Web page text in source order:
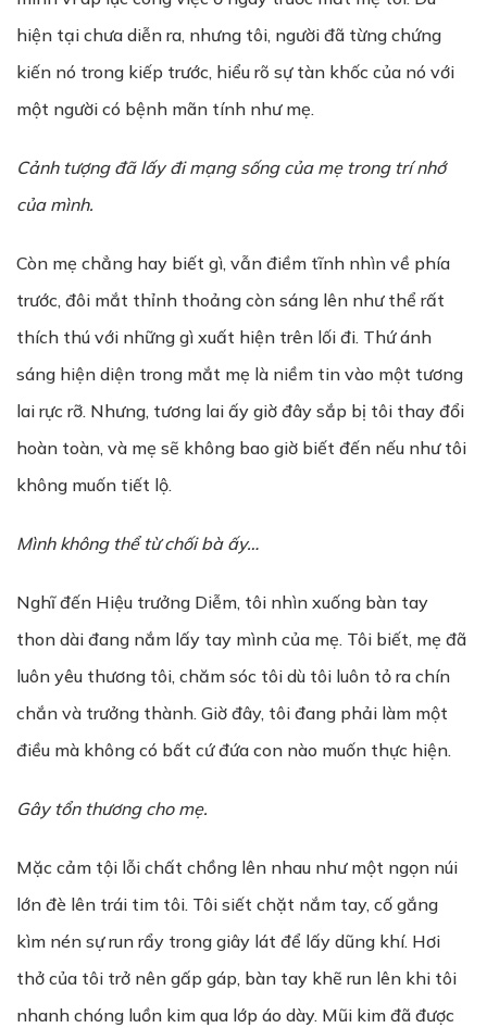
hiện tại chưa diễn ra, nhưng tôi, người đã từng chứng
kiến nó trong kiếp trước, hiểu rõ sự tàn khốc của nó với
một người có bệnh mãn tính như mẹ.
Cảnh tượng đã lấy đi mạng sống của mẹ trong trí nhớ
của mình.
Còn mẹ chẳng hay biết gì, vẫn điềm tĩnh nhìn về phía
trước, đôi mắt thỉnh thoảng còn sáng lên như thể rất
thích thú với những gì xuất hiện trên lối đi. Thứ ánh
sáng hiện diện trong mắt mẹ là niềm tin vào một tương
lai rực rỡ. Nhưng, tương lai ấy giờ đây sắp bị tôi thay đổi
hoàn toàn, và mẹ sẽ không bao giờ biết đến nếu như tôi
không muốn tiết lộ.
Mình không thể từ chối bà ấy…
Nghĩ đến Hiệu trưởng Diễm, tôi nhìn xuống bàn tay
thon dài đang nắm lấy tay mình của mẹ. Tôi biết, mẹ đã
luôn yêu thương tôi, chăm sóc tôi dù tôi luôn tỏ ra chín
chắn và trưởng thành. Giờ đây, tôi đang phải làm một
điều mà không có bất cứ đứa con nào muốn thực hiện.
Gây tổn thương cho mẹ.
Mặc cảm tội lỗi chất chồng lên nhau như một ngọn núi
lớn đè lên trái tim tôi. Tôi siết chặt nắm tay, cố gắng
kìm nén sự run rẩy trong giây lát để lấy dũng khí. Hơi
thở của tôi trở nên gấp gáp, bàn tay khẽ run lên khi tôi
nhanh chóng luồn kim qua lớp áo dày. Mũi kim đã được